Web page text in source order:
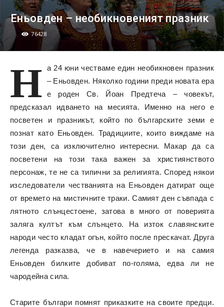
Еньовден – необикновеният празник
76428
Н а 24 юни честваме един необикновен празник
– Еньовден. Няколко години преди новата ера
е роден Св. Йоан Предтеча – човекът,
предсказал идването на месията. Именно на него е
посветен и празникът, който по българските земи е
познат като Еньовден. Традициите, които виждаме на
този ден, са изключително интересни. Макар да са
посветени на този така важен за християнството
персонаж, те не са типични за религията. Според някои
изследователи честванията на Еньовден датират още
от времето на мистичните траки. Самият ден съвпада с
лятното слънцестоене, затова в много от поверията
заляга култът към слънцето. На изток славянските
народи често кладат огън, който после прескачат. Друга
легенда разказва, че в навечерието и на самия
Еньовден билките добиват по-голяма, едва ли не
чародейна сила.
Старите българи помнят приказките на своите предци.